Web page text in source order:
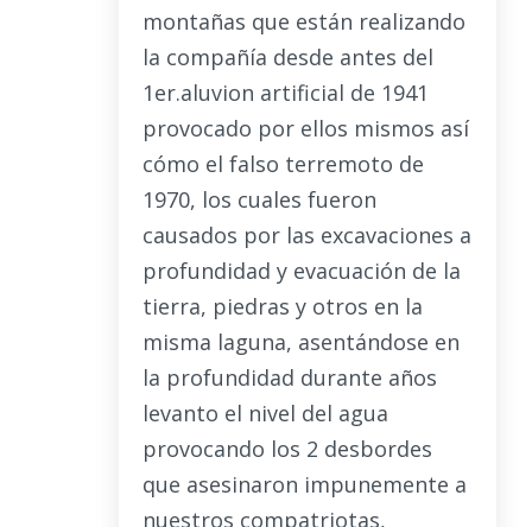
montañas que están realizando
la compañía desde antes del
1er.aluvion artificial de 1941
provocado por ellos mismos así
cómo el falso terremoto de
1970, los cuales fueron
causados por las excavaciones a
profundidad y evacuación de la
tierra, piedras y otros en la
misma laguna, asentándose en
la profundidad durante años
levanto el nivel del agua
provocando los 2 desbordes
que asesinaron impunemente a
nuestros compatriotas,